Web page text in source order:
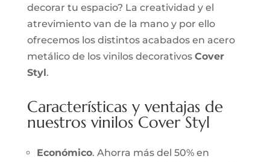
decorar tu espacio? La creatividad y el
atrevimiento van de la mano y por ello
ofrecemos los distintos acabados en acero
metálico de los vinilos decorativos Cover
Styl .
Características y ventajas de
nuestros vinilos Cover Styl
Económico. Ahorra más del 50% en